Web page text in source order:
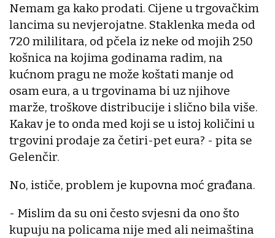
Nemam ga kako prodati. Cijene u trgovačkim
lancima su nevjerojatne. Staklenka meda od
720 mililitara, od pčela iz neke od mojih 250
košnica na kojima godinama radim, na
kućnom pragu ne može koštati manje od
osam eura, a u trgovinama bi uz njihove
marže, troškove distribucije i slično bila više.
Kakav je to onda med koji se u istoj količini u
trgovini prodaje za četiri-pet eura? - pita se
Gelenčir.
No, ističe, problem je kupovna moć građana.
- Mislim da su oni često svjesni da ono što
kupuju na policama nije med ali neimaština